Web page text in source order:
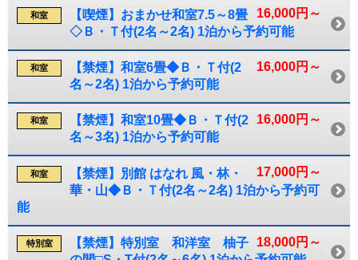
16,000円～
和室
【喫煙】おまかせ和室7.5～8畳
◇Ｂ・Ｔ付(2名～2名) 1泊から予約可能
16,000円～
和室
【禁煙】和室6畳◆Ｂ・Ｔ付(2
名～2名) 1泊から予約可能
16,000円～
和室
【禁煙】和室10畳◆Ｂ・Ｔ付(2
名～3名) 1泊から予約可能
17,000円～
和室
【禁煙】別館 はなれ 風・林・
華・山◆Ｂ・Ｔ付(2名～2名) 1泊から予約可
能
18,000円～
特別室
【禁煙】特別室 和洋室 柚子